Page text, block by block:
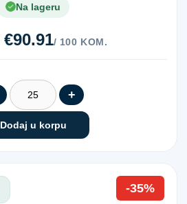
Na lageru
€90.91/ 100 KOM.
+
Dodaj u korpu
-35%